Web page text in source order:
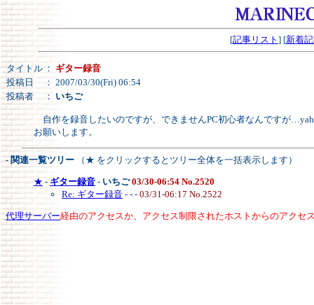
[記事リスト ] [新着
タイトル ： ギター録音
投稿日
： 2007/03/30(Fri) 06:54
投稿者
： いちご
自作を録音したいのですが、できませんPC初心者なんですが
お願いします。
- 関連一覧ツリー （★ をクリックするとツリー全体を一括表示します）
★ - ギター録音 - いちご 03/30-06:54 No.2520
Re: ギター録音 - - - 03/31-06:17 No.2522
代理サーバー経由のアクセスか、アクセス制限されたホストからのアクセ